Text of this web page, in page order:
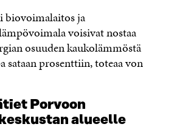
biovoimalaitos ja
voisivat nostaa
osuuden kaukolämmöstä
sataan prosenttiin, toteaa von
Porvoon
alueelle